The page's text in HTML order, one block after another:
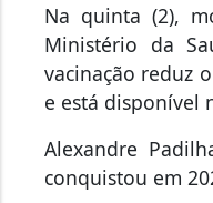
Na quinta (2),
Ministério da
vacinação reduz
e está disponível
Alexandre
conquistou em